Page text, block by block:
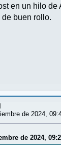
en un hilo
buen rollo.
de 2024,
de 2024,